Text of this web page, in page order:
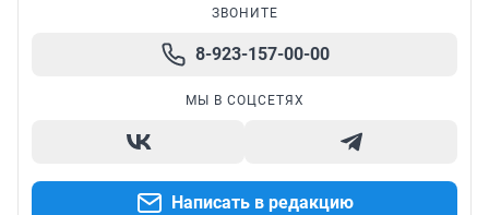
ЗВОНИТЕ
8-923-157-00-00
МЫ В СОЦСЕТЯХ
Написать в редакцию